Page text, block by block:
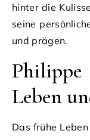
hinter die
seine
und prägen.
Leben
Das frühe